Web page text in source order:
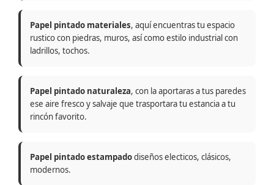
Papel pintado materiales, aquí encuentras tu espacio
rustico con piedras, muros, así como estilo industrial con
ladrillos, tochos.
Papel pintado naturaleza, con la aportaras a tus paredes
ese aire fresco y salvaje que trasportara tu estancia a tu
rincón favorito.
Papel pintado estampadodiseños electicos, clásicos,
modernos.